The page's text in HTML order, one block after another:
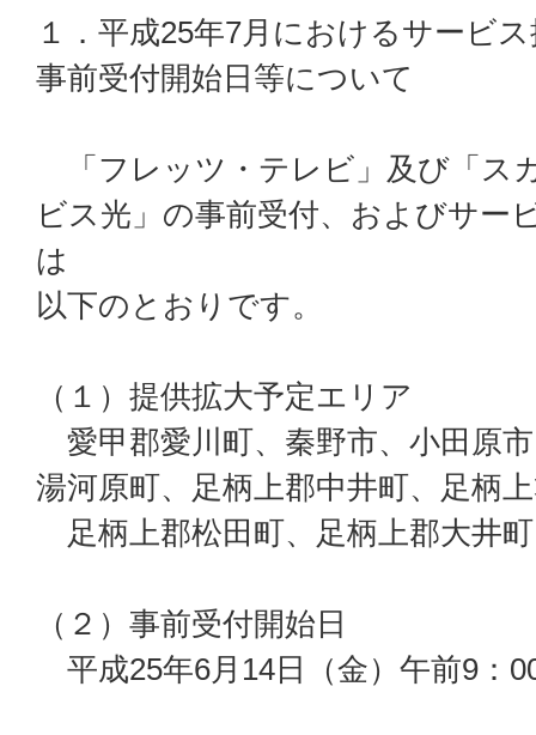
１．平成25年7月におけるサービ
事前受付開始日等について
「フレッツ・テレビ」及び「ス
ビス光」の事前受付、およびサー
は
以下のとおりです。
（１）提供拡大予定エリア
愛甲郡愛川町、秦野市、小田原
湯河原町、足柄上郡中井町、足柄
足柄上郡松田町、足柄上郡大井町
（２）事前受付開始日
平成25年6月14日（金）午前9：